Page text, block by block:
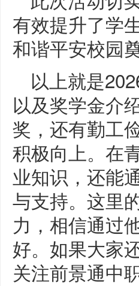
有效提升了学
和谐平安校园
以上就是
以及奖学金介
奖，还有勤工
积极向上。在
业知识，还能
与支持。这里
力，相信通过
好。 如果大家
关注前景通中职